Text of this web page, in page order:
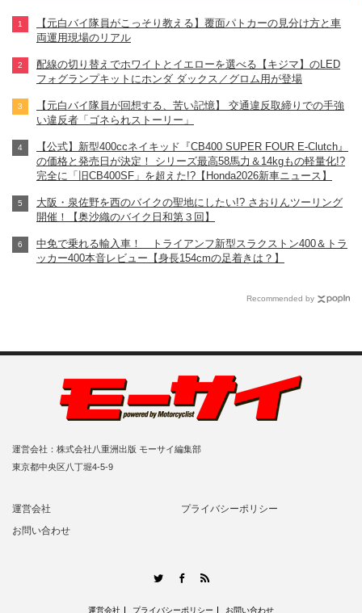
【元白バイ隊員がこっそり教える】覆面パトカーの見分け方と車
両運用現場のリアル
配線の切り替えでホワイトとイエローを選べる【キジマ】のLED
フォグランプキットにホンダ ダックス／グロム用が登場
【元白バイ隊員が回想する、苦い記憶】 交通違反取締りでの手強
い違反者「ゴネられストーリー」
【公式】新型400ccネイキッド『CB400 SUPER FOUR E-Clutch』
の価格と発売日が決定！ シリーズ最高58馬力＆14kgもの軽量化!?
完全に「旧CB400SF」を超えた!?【Honda2026新車ニュース】
大阪・泉佐野を西のバイクの聖地にしたい!? さおりんツーリング
開催！【奥沙織のバイク日和第３回】
中免で乗れる輸入車！ トライアンフ新型スラクストン400＆トラ
ッカー400本音レビュー【身長154cmの足着きは？】
Recommended by
運営会社：株式会社八重洲出版 モーサイ編集部
東京都中央区八丁堀4-5-9
運営会社
プライバシーポリシー
お問い合わせ
TwitterFacebook
運営会社 プライバシーポリシー お問い合わせ